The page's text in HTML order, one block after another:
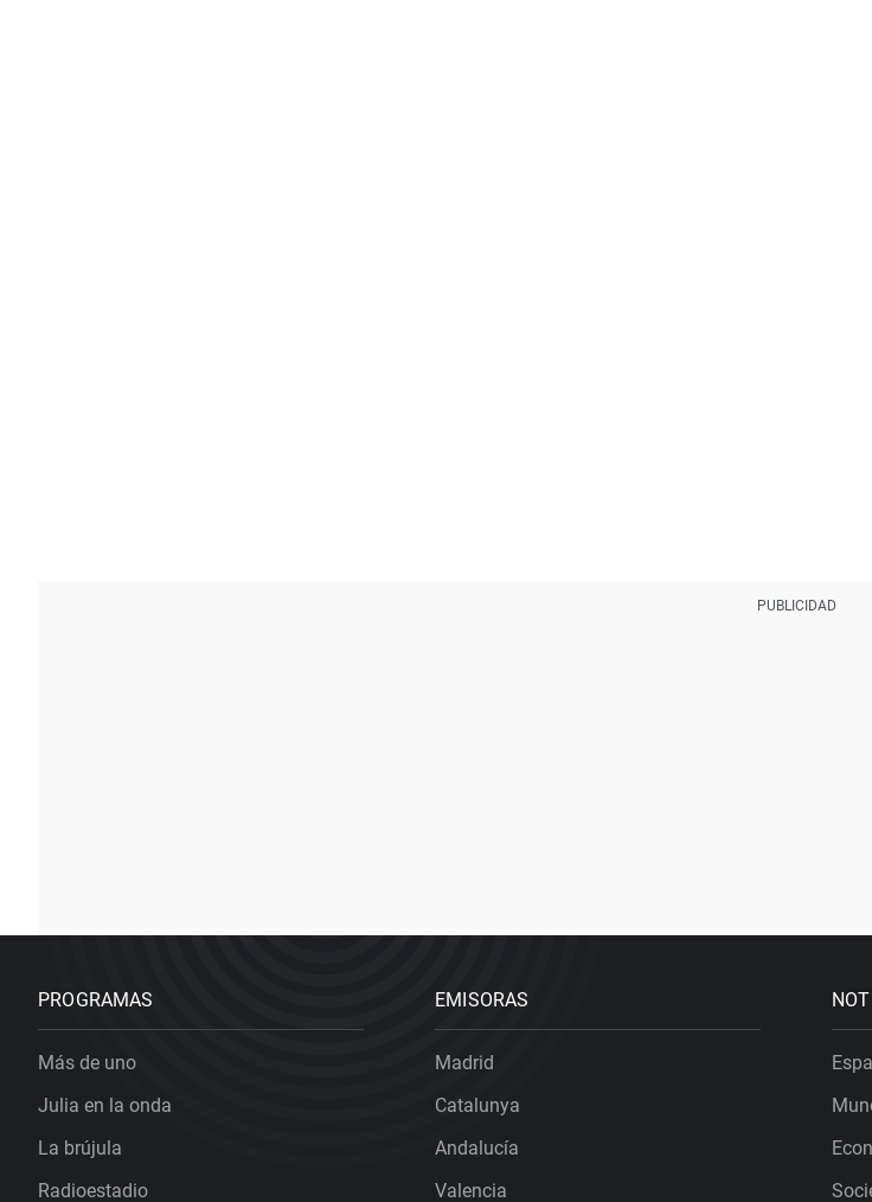
PROGRAMAS
Más de uno
Julia en la onda
La brújula
Radioestadio
EMISORAS
Madrid
Catalunya
Andalucía
Valencia